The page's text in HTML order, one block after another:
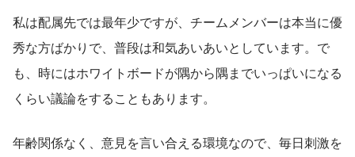
私は配属先では最年少ですが、チームメンバーは本当に優
秀な方ばかりで、普段は和気あいあいとしています。で
も、時にはホワイトボードが隅から隅までいっぱいになる
くらい議論をすることもあります。
年齢関係なく、意見を言い合える環境なので、毎日刺激を